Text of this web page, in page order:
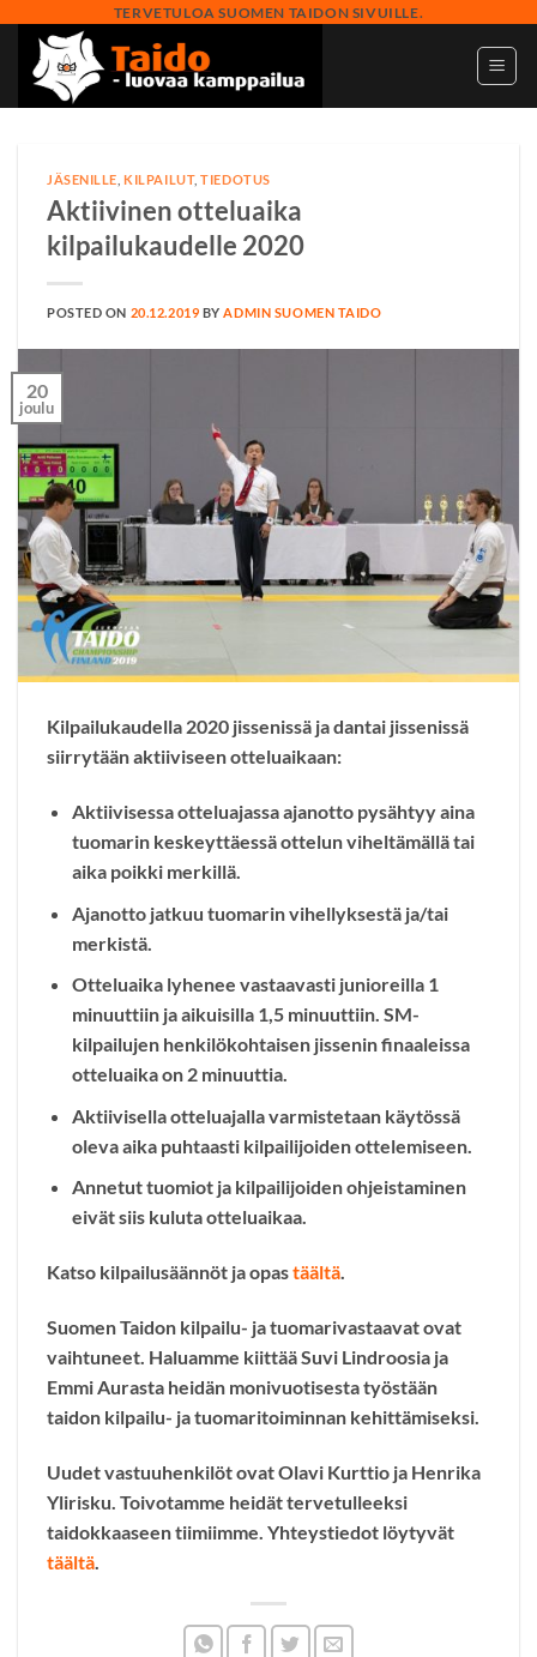
content
TERVETULOA SUOMEN TAIDON SIVUILLE.
JÄSENILLE ,KILPAILUT,TIEDOTUS
Aktiivinen otteluaika
kilpailukaudelle 2020
POSTED ON 20.12.2019 BY ADMIN SUOMEN TAIDO
20
joulu
Kilpailukaudella 2020 jissenissä ja dantai jissenissä
siirrytään aktiiviseen otteluaikaan:
Aktiivisessa otteluajassa ajanotto pysähtyy aina
tuomarin keskeyttäessä ottelun viheltämällä tai
aika poikki merkillä.
Ajanotto jatkuu tuomarin vihellyksestä ja/tai
merkistä.
Otteluaika lyhenee vastaavasti junioreilla 1
minuuttiin ja aikuisilla 1,5 minuuttiin. SM-
kilpailujen henkilökohtaisen jissenin finaaleissa
otteluaika on 2 minuuttia.
Aktiivisella otteluajalla varmistetaan käytössä
oleva aika puhtaasti kilpailijoiden ottelemiseen.
Annetut tuomiot ja kilpailijoiden ohjeistaminen
eivät siis kuluta otteluaikaa.
Katso kilpailusäännöt ja opastäältä.
Suomen Taidon kilpailu- ja tuomarivastaavat ovat
vaihtuneet. Haluamme kiittää Suvi Lindroosia ja
Emmi Aurasta heidän monivuotisesta työstään
taidon kilpailu- ja tuomaritoiminnan kehittämiseksi.
Uudet vastuuhenkilöt ovat Olavi Kurttio ja Henrika
Ylirisku. Toivotamme heidät tervetulleeksi
taidokkaaseen tiimiimme. Yhteystiedot löytyvät
täältä.